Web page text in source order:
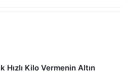
Hızlı Kilo Vermenin Altın